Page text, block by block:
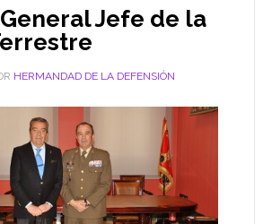
Jefe de la
HERMANDAD DE LA DEFENSIÓN